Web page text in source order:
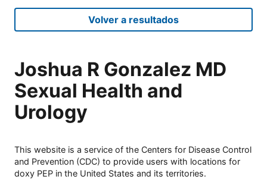
Volver a resultados
Joshua R Gonzalez MD
Sexual Health and
Urology
This website is a service of the Centers for Disease Control
and Prevention (CDC) to provide users with locations for
doxy PEP in the United States and its territories.